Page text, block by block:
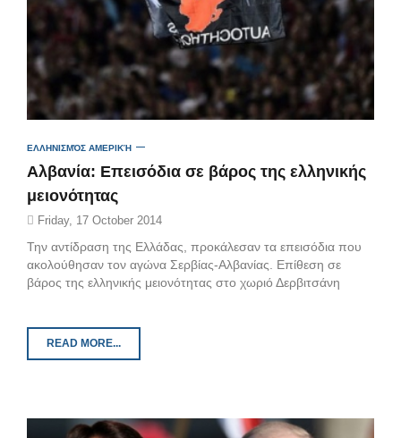
ΕΛΛΗΝΙΣΜΌΣ ΑΜΕΡΙΚΉ
Αλβανία: Επεισόδια σε βάρος της ελληνικής
μειονότητας
Friday, 17 October 2014
Την αντίδραση της Ελλάδας, προκάλεσαν τα επεισόδια που
ακολούθησαν τον αγώνα Σερβίας-Αλβανίας. Επίθεση σε
βάρος της ελληνικής μειονότητας στο χωριό Δερβιτσάνη
READ MORE...